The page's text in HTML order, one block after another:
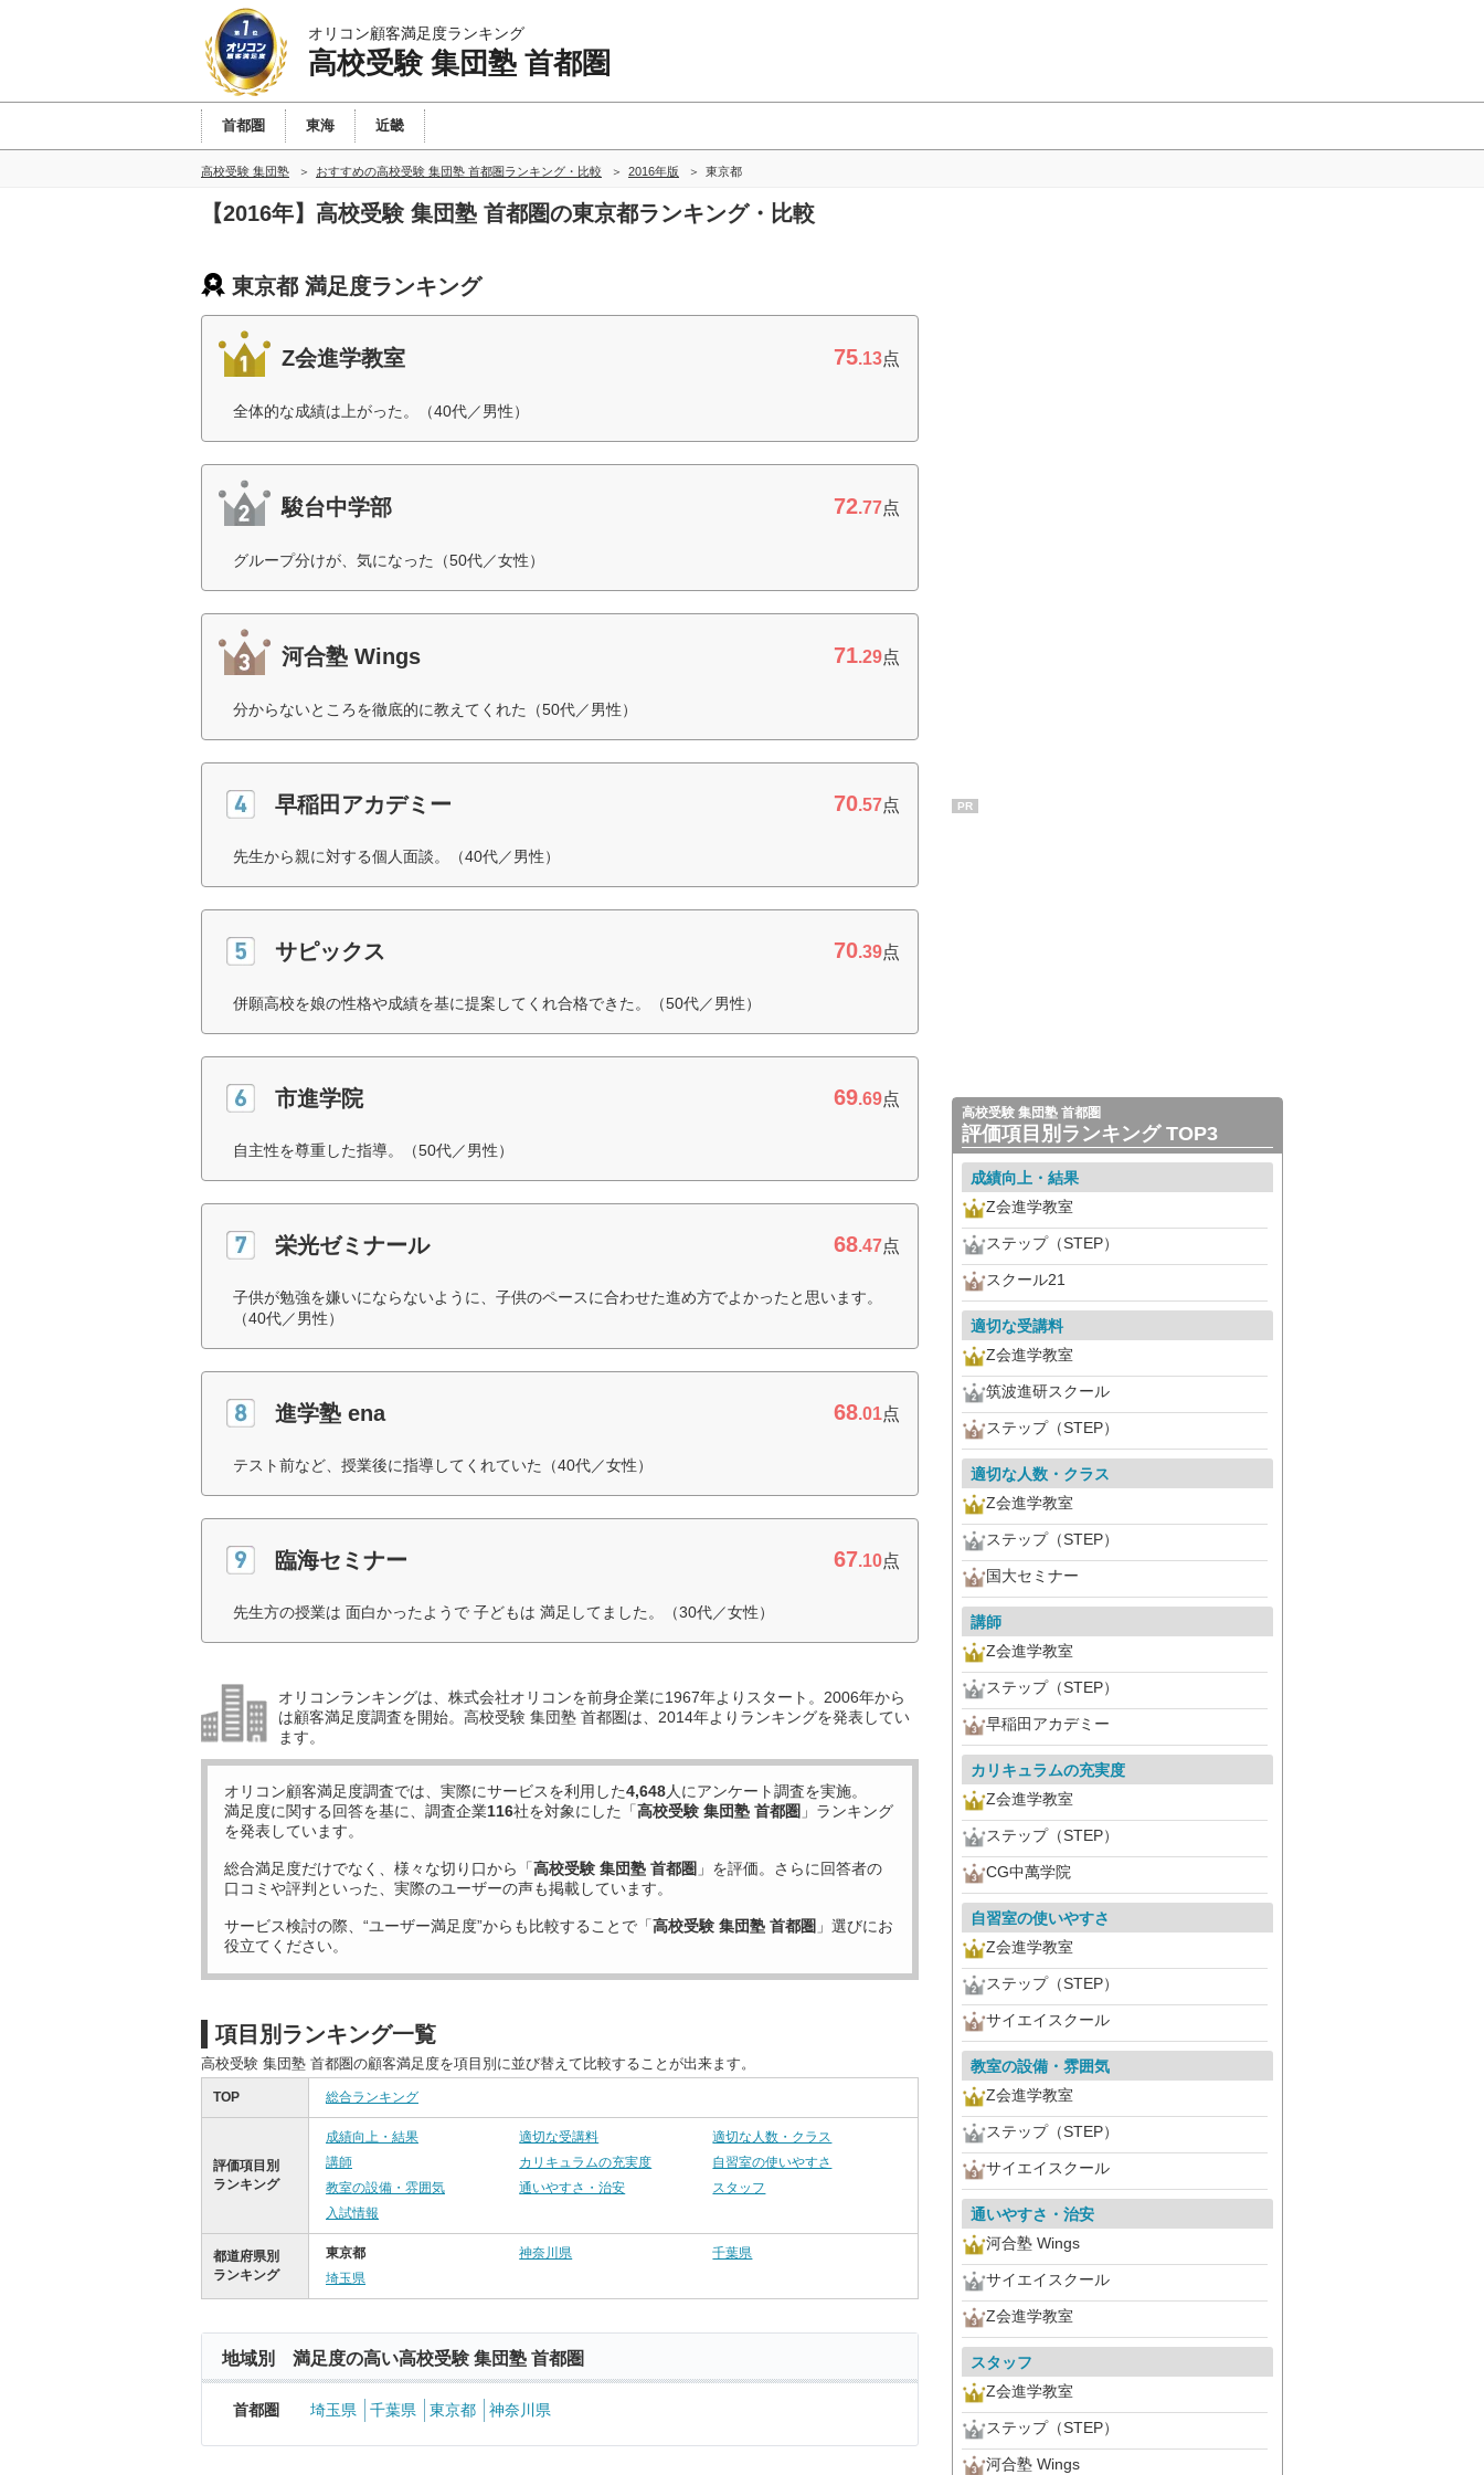
オリコン顧客満足度ランキング
高校受験 集団塾 首都圏
首都圏 東海 近畿
高校受験 集団塾 おすすめの高校受験 集団塾 首都圏ランキング・比較 2016年版 東京都
【2016年】高校受験 集団塾 首都圏の東京都ランキング・比較
東京都 満足度ランキング
Z会進学教室 75.13点
全体的な成績は上がった。（40代／男性）
駿台中学部 72.77点
グループ分けが、気になった（50代／女性）
河合塾 Wings 71.29点
分からないところを徹底的に教えてくれた（50代／男性）
早稲田アカデミー 70.57点
先生から親に対する個人面談。（40代／男性）
サピックス 70.39点
併願高校を娘の性格や成績を基に提案してくれ合格できた。（50代／男性）
市進学院 69.69点
自主性を尊重した指導。（50代／男性）
栄光ゼミナール 68.47点
子供が勉強を嫌いにならないように、子供のペースに合わせた進め方でよかったと思います。
（40代／男性）
進学塾 ena 68.01点
テスト前など、授業後に指導してくれていた（40代／女性）
臨海セミナー 67.10点
先生方の授業は 面白かったようで 子どもは 満足してました。（30代／女性）
オリコンランキングは、株式会社オリコンを前身企業に1967年よりスタート。2006年から
は顧客満足度調査を開始。高校受験 集団塾 首都圏は、2014年よりランキングを発表してい
ます。
オリコン顧客満足度調査では、実際にサービスを利用した4,648人にアンケート調査を実施。
満足度に関する回答を基に、調査企業116社を対象にした「高校受験 集団塾 首都圏 」ランキング
を発表しています。
総合満足度だけでなく、様々な切り口から「高校受験 集団塾 首都圏 」を評価。さらに回答者の
口コミや評判といった、実際のユーザーの声も掲載しています。
サービス検討の際、“ユーザー満足度”からも比較することで「高校受験 集団塾 首都圏 」選びにお
役立てください。
項目別ランキング一覧
高校受験 集団塾 首都圏の顧客満足度を項目別に並び替えて比較することが出来ます。
TOP 総合ランキング
評価項目別
ランキング
成績向上・結果 適切な受講料
適切な人数・クラス
講師
カリキュラムの充実度
自習室の使いやすさ
教室の設備・雰囲気
通いやすさ・治安
スタッフ
入試情報
都道府県別
ランキング
東京都 神奈川県
千葉県
埼玉県
地域別 満足度の高い高校受験 集団塾 首都圏
首都圏 埼玉県 千葉県 東京都 神奈川県
PR
高校受験 集団塾 首都圏
評価項目別ランキング TOP3
成績向上・結果
Z会進学教室
ステップ（STEP）
スクール21
適切な受講料
Z会進学教室
筑波進研スクール
ステップ（STEP）
適切な人数・クラス
Z会進学教室
ステップ（STEP）
国大セミナー
講師
Z会進学教室
ステップ（STEP）
早稲田アカデミー
カリキュラムの充実度
Z会進学教室
ステップ（STEP）
CG中萬学院
自習室の使いやすさ
Z会進学教室
ステップ（STEP）
サイエイスクール
教室の設備・雰囲気
Z会進学教室
ステップ（STEP）
サイエイスクール
通いやすさ・治安
河合塾 Wings
サイエイスクール
Z会進学教室
スタッフ
Z会進学教室
ステップ（STEP）
河合塾 Wings